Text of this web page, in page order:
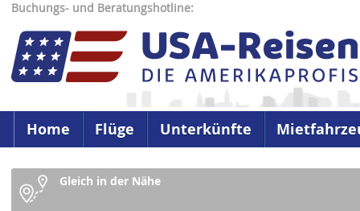
Buchungs- und Beratungshotline:
Home Flüge Unterkünfte
Gleich in der Nähe